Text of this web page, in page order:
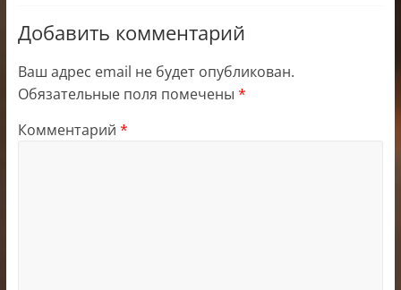
Добавить комментарий
Ваш адрес email не будет опубликован.
Обязательные поля помечены *
Комментарий *